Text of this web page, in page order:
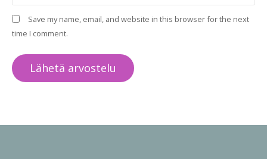
Save my name, email, and website in this browser for the next
time I comment.